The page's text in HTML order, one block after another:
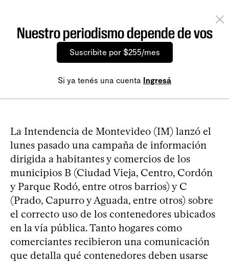
Nuestro periodismo depende de vos
Suscribite por $255/mes
Si ya tenés una cuenta Ingresá
La Intendencia de Montevideo (IM) lanzó el
lunes pasado una campaña de información
dirigida a habitantes y comercios de los
municipios B (Ciudad Vieja, Centro, Cordón
y Parque Rodó, entre otros barrios) y C
(Prado, Capurro y Aguada, entre otros) sobre
el correcto uso de los contenedores ubicados
en la vía pública. Tanto hogares como
comerciantes recibieron una comunicación
que detalla qué contenedores deben usarse